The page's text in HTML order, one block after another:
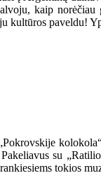
kaip
kultūros paveldu!
su
tokios